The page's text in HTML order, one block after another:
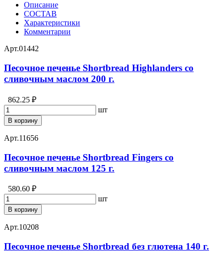
Описание
СОСТАВ
Характеристики
Комментарии
Арт.01442
Песочное печенье Shortbread Highlanders со
сливочным маслом 200 г.
862.25 ₽
шт
В корзину
Арт.11656
Песочное печенье Shortbread Fingers со
сливочным маслом 125 г.
580.60 ₽
шт
В корзину
Арт.10208
Песочное печенье Shortbread без глютена 140 г.